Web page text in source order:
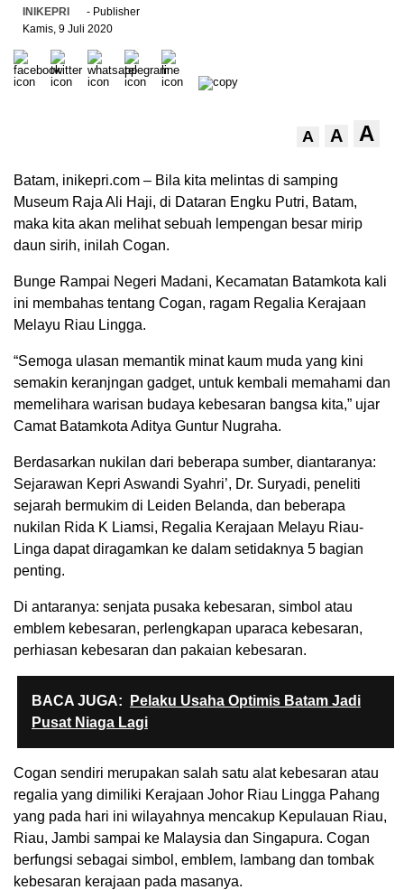
INIKEPRI
- Publisher
Kamis, 9 Juli 2020
A A A
Batam, inikepri.com – Bila kita melintas di samping
Museum Raja Ali Haji, di Dataran Engku Putri, Batam,
maka kita akan melihat sebuah lempengan besar mirip
daun sirih, inilah Cogan.
Bunge Rampai Negeri Madani, Kecamatan Batamkota kali
ini membahas tentang Cogan, ragam Regalia Kerajaan
Melayu Riau Lingga.
“Semoga ulasan memantik minat kaum muda yang kini
semakin keranjngan gadget, untuk kembali memahami dan
memelihara warisan budaya kebesaran bangsa kita,” ujar
Camat Batamkota Aditya Guntur Nugraha.
Berdasarkan nukilan dari beberapa sumber, diantaranya:
Sejarawan Kepri Aswandi Syahri’, Dr. Suryadi, peneliti
sejarah bermukim di Leiden Belanda, dan beberapa
nukilan Rida K Liamsi, Regalia Kerajaan Melayu Riau-
Linga dapat diragamkan ke dalam setidaknya 5 bagian
penting.
Di antaranya: senjata pusaka kebesaran, simbol atau
emblem kebesaran, perlengkapan uparaca kebesaran,
perhiasan kebesaran dan pakaian kebesaran.
BACA JUGA:
Pelaku Usaha Optimis Batam Jadi
Pusat Niaga Lagi
Cogan sendiri merupakan salah satu alat kebesaran atau
regalia yang dimiliki Kerajaan Johor Riau Lingga Pahang
yang pada hari ini wilayahnya mencakup Kepulauan Riau,
Riau, Jambi sampai ke Malaysia dan Singapura. Cogan
berfungsi sebagai simbol, emblem, lambang dan tombak
kebesaran kerajaan pada masanya.